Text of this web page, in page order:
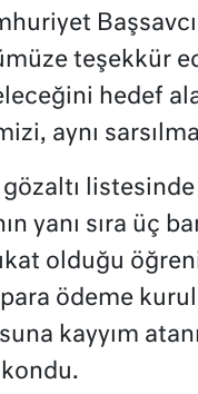
teşekkür
hedef
aynı
yanı sıra üç
olduğu
ödeme
kayyım